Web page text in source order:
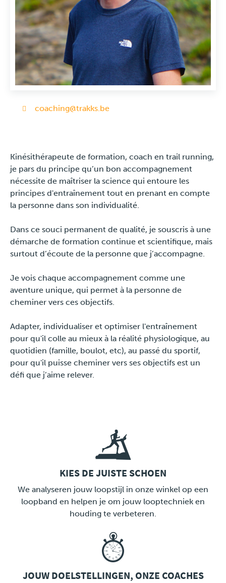
Travel
Plus
Over ons
Product Tests
TraKKs Team
Pers
coaching@trakks.be
Kinésithérapeute de formation, coach en trail running,
je pars du principe qu’un bon accompagnement
nécessite de maîtriser la science qui entoure les
principes d'entraînement tout en prenant en compte
la personne dans son individualité.
Dans ce souci permanent de qualité, je souscris à une
démarche de formation continue et scientifique, mais
surtout d’écoute de la personne que j’accompagne.
Je vois chaque accompagnement comme une
aventure unique, qui permet à la personne de
cheminer vers ces objectifs.
Adapter, individualiser et optimiser l'entraînement
pour qu'il colle au mieux à la réalité physiologique, au
quotidien (famille, boulot, etc), au passé du sportif,
pour qu'il puisse cheminer vers ses objectifs est un
défi que j’aime relever.
KIES DE JUISTE SCHOEN
We analyseren jouw loopstijl in onze winkel op een
loopband en helpen je om jouw looptechniek en
houding te verbeteren.
JOUW DOELSTELLINGEN, ONZE COACHES